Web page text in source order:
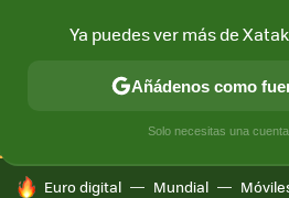
CONECTIVIDAD MÓVIL Y
HOY SE HABLA DE
Euro digital Mundial
Ya puedes ver más de
Añádenos como
Solo necesitas una